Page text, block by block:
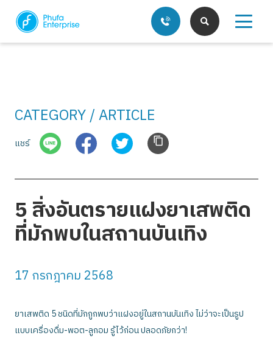
บริการของเรา
บทความ
CATEGORY / ARTICLE
แชร์
5 สิ่งอันตรายแฝงยาเสพติด
ที่มักพบในสถานบันเทิง
17 กรกฎาคม 2568
ยาเสพติด 5 ชนิดที่มักถูกพบว่าแฝงอยู่ในสถานบันเทิง ไม่ว่าจะเป็นรูป
แบบเครื่องดื่ม-พอต-ลูกอม รู้ไว้ก่อน ปลอดภัยกว่า!